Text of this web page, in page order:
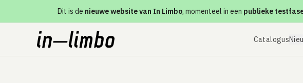
Dit is de nieuwe website van In Limbo, momenteel in een publieke
Catalogus